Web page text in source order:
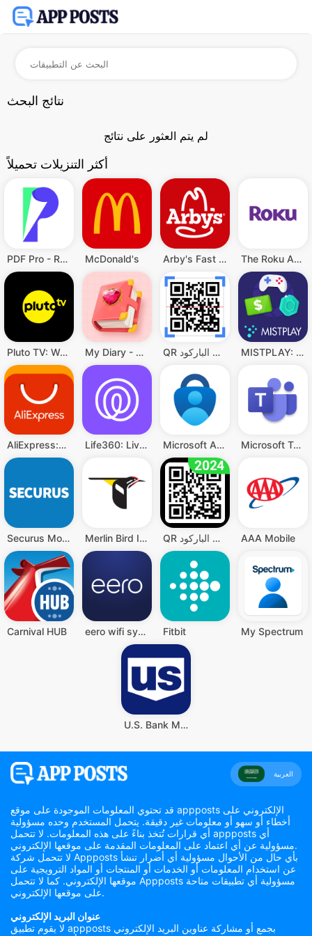
نتائج البحث
لم يتم العثور على نتائج
أكثر التنزيلات تحميلاً
PDF Pro - Reader & Maker McDonald's Arby's Fast Food Sandwiches The Roku App (Official)
Pluto TV: Watch Free Movies/TV My Diary - Diary With Lock QR قارئ رمز & قارئ الباركود MISTPLAY: Play to Earn Money
AliExpress:تسوق عبر الإنترنت Life360: Live Location Sharing Microsoft Authenticator Microsoft Teams
Securus Mobile Merlin Bird ID by Cornell Lab QR قارئ رمز - قارئ الباركود QR AAA Mobile
Carnival HUB eero wifi system Fitbit My Spectrum
U.S. Bank Mobile Banking
العربية
قد تحتوي المعلومات الموجودة على موقع appposts الإلكتروني على
أخطاء أو سهو أو معلومات غير دقيقة. يتحمل المستخدم وحده مسؤولية
أي قرارات تُتخذ بناءً على هذه المعلومات. لا تتحمل appposts أي
مسؤولية عن أي اعتماد على المعلومات المقدمة على موقعها الإلكتروني.
لا تتحمل شركة Appposts بأي حال من الأحوال مسؤولية أي أضرار تنشأ
عن استخدام المعلومات أو الخدمات أو المنتجات أو المواد الترويجية على
موقعها الإلكتروني. كما لا تتحمل Appposts مسؤولية أي تطبيقات متاحة
على موقعها الإلكتروني.
عنوان البريد الإلكتروني
لا يقوم تطبيق appposts بجمع أو مشاركة عناوين البريد الإلكتروني